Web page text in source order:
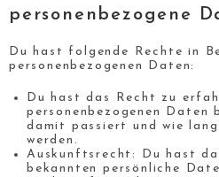
personenbezogene
Du hast folgende Rechte in
personenbezogenen Daten:
Du hast das Recht zu
personenbezogenen Daten
damit passiert und wie
werden.
Auskunftsrecht: Du hast
bekannten persönliche